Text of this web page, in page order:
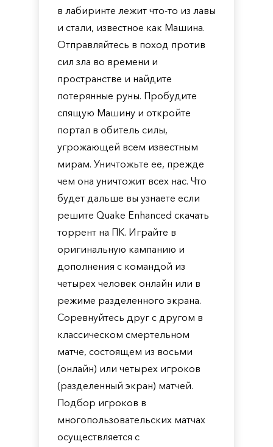
в лабиринте лежит что-то из лавы
и стали, известное как Машина.
Отправляйтесь в поход против
сил зла во времени и
пространстве и найдите
потерянные руны. Пробудите
спящую Машину и откройте
портал в обитель силы,
угрожающей всем известным
мирам. Уничтожьте ее, прежде
чем она уничтожит всех нас. Что
будет дальше вы узнаете если
решите Quake Enhanced скачать
торрент на ПК. Играйте в
оригинальную кампанию и
дополнения с командой из
четырех человек онлайн или в
режиме разделенного экрана.
Соревнуйтесь друг с другом в
классическом смертельном
матче, состоящем из восьми
(онлайн) или четырех игроков
(разделенный экран) матчей.
Подбор игроков в
многопользовательских матчах
осуществляется с